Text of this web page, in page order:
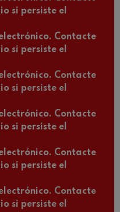
si persiste el
Contacte
si persiste el
Contacte
si persiste el
Contacte
si persiste el
Contacte
si persiste el
Contacte
si persiste el